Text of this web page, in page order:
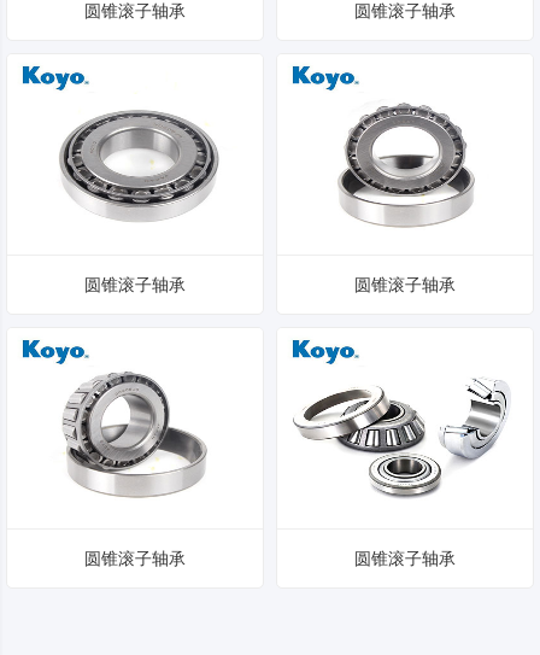
圆锥滚子轴承 圆锥滚子轴承
圆锥滚子轴承 圆锥滚子轴承
圆锥滚子轴承 圆锥滚子轴承